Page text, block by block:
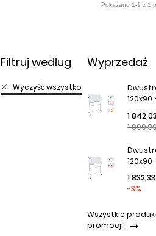
Filtruj według
Wyczyść wszystko
Wyprzedaż
120x90
Cena
1
Cena
1
120x90
Cena
-3%
Cena
1 832,33
Wszystkie
promocji